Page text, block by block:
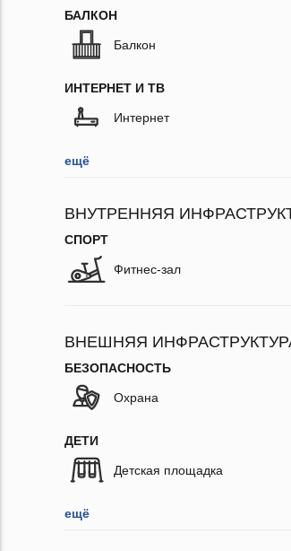
БАЛКОН
Балкон
ИНТЕРНЕТ И ТВ
Интернет
ещё
ВНУТРЕННЯЯ
СПОРТ
Фитнес-зал
ВНЕШНЯЯ
БЕЗОПАСНОСТЬ
Охрана
ДЕТИ
Детская площадка
ещё